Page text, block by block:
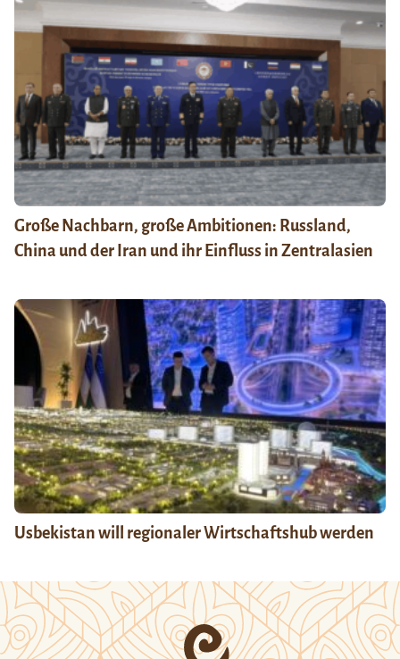
Große Nachbarn, große Ambitionen: Russland,
China und der Iran und ihr Einfluss in Zentralasien
Usbekistan will regionaler Wirtschaftshub werden